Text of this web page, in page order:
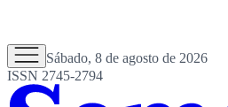
Sábado, 8 de agosto de 2026
ISSN 2745-2794